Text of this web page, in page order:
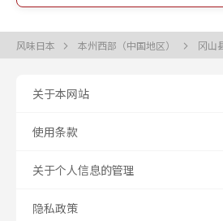
风味日本 本州西部（中国地区） 冈山
关于本网站
使用条款
关于个人信息的管理
隐私政策